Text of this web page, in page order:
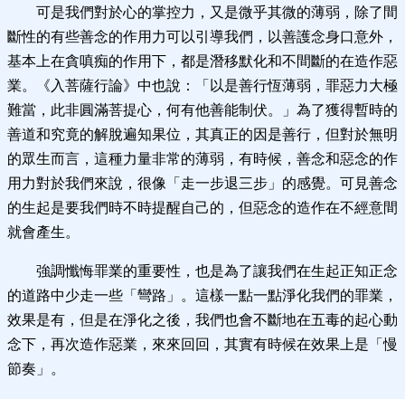
可是我們對於心的掌控力，又是微乎其微的薄弱，除了間
斷性的有些善念的作用力可以引導我們，以善護念身口意外，
基本上在貪嗔痴的作用下，都是潛移默化和不間斷的在造作惡
業。《入菩薩行論》中也說：「以是善行恆薄弱，罪惡力大極
難當，此非圓滿菩提心，何有他善能制伏。」為了獲得暫時的
善道和究竟的解脫遍知果位，其真正的因是善行，但對於無明
的眾生而言，這種力量非常的薄弱，有時候，善念和惡念的作
用力對於我們來說，很像「走一步退三步」的感覺。可見善念
的生起是要我們時不時提醒自己的，但惡念的造作在不經意間
就會產生。
強調懺悔罪業的重要性，也是為了讓我們在生起正知正念
的道路中少走一些「彎路」。這樣一點一點淨化我們的罪業，
效果是有，但是在淨化之後，我們也會不斷地在五毒的起心動
念下，再次造作惡業，來來回回，其實有時候在效果上是「慢
節奏」。